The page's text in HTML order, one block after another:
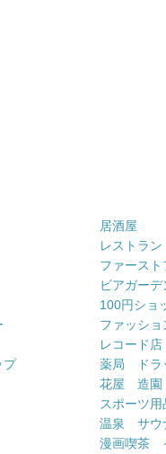
居酒屋
レストラン
ファースト
ビアガーデ
100円ショ
ファッシ
レコード店
プ
薬局 ドラ
花屋 造園
スポーツ用
温泉 サウ
漫画喫茶